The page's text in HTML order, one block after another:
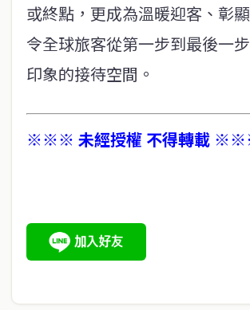
或終點，更成為溫暖迎客、彰
令全球旅客從第一步到最後一
印象的接待空間。
※※※ 未經授權 不得轉載